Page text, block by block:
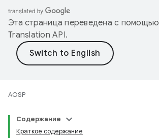
Эта страница переведена с помощью
Translation API.
AOSP
Содержание
Краткое содержание